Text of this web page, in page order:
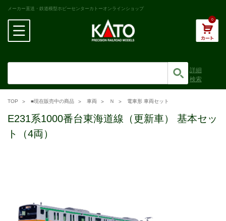
メーカー直送・鉄道模型ホビーセンターカトーオンラインショップ
0
詳細
検索
TOP ■現在販売中の商品 車両 Ｎ 電車形 車両セット
E231系1000番台東海道線（更新車） 基本セッ
ト（4両）